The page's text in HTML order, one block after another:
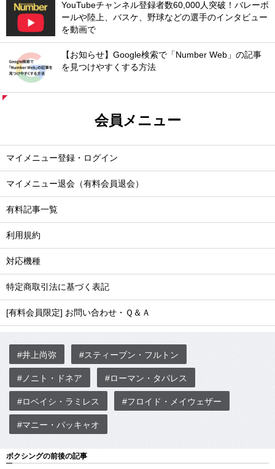
YouTubeチャンネル登録者数60,000人突破！バレーボ
ールや陸上、バスケ、野球などの選手のインタビュー
を動画で
【お知らせ】Google検索で「Number Web」の記事
を見つけやすくする方法
会員メニュー
マイメニュー登録・ログイン
マイメニュー退会（有料会員退会）
有料記事一覧
利用規約
対応機種
特定商取引法に基づく表記
[有料会員限定] お問い合わせ・Ｑ＆Ａ
#井上尚弥 #スティーブン・フルトン
#ノニト・ドネア #ローマン・タパレス
#ロベイシ・ラミレス #フロイド・メイウェザー
#マニー・パッキャオ
ボクシングの前後の記事